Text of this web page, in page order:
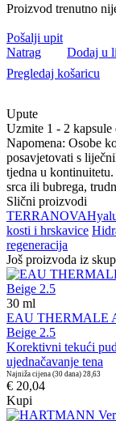
Proizvod trenutno
Pošalji upit
Natrag
Dodaj u
Pregledaj košaricu
Upute
Uzmite 1 - 2
Napomena: Osobe
posavjetovati s
tjedna u
srca ili bubrega,
Slični proizvodi
TERRANOVA
kosti i hrskavice
regeneracija
Još proizvoda iz
30 ml
EAU THERMALE
Beige 2.5
Korektivni tekući
ujednačavanje tena
Najniža cijena (30 dana) 28,63
€ 20,04
Kupi